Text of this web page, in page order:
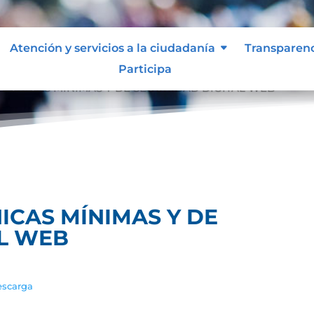
Atención y servicios a la ciudadanía
Participa
MÍNIMAS Y DE SEGURIDAD DIGITAL WEB
MÍNIMAS Y DE
WEB